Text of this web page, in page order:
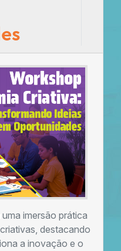
imersão prática
destacando
a inovação e o